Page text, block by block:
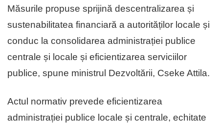
Măsurile propuse sprijină descentralizarea și
sustenabilitatea financiară a autorităților locale și
conduc la consolidarea administrației publice
centrale și locale și eficientizarea serviciilor
publice, spune ministrul Dezvoltării, Cseke Attila.
Actul normativ prevede eficientizarea
administrației publice locale și centrale, echitate